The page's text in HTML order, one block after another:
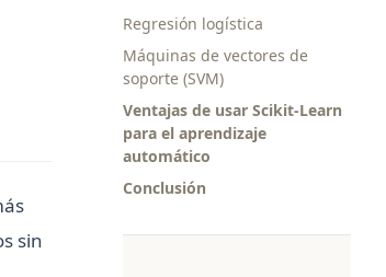
Regresión logística
Máquinas de vectores de
soporte (SVM)
Ventajas de usar Scikit-Learn
para el aprendizaje
automático
Conclusión
sin